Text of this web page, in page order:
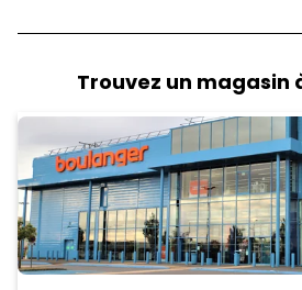
Trouvez un magasin